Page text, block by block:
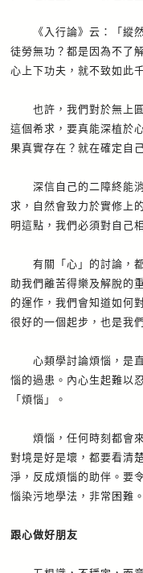
《入行論》云：「縱然
徒勞無功？都是因為不了
心上下功夫，就不致如此
也許，我們對於無上圓
這個希求，要真能深植於
果真實存在？就在確定自
深信自己的二障終能消
求，自然會致力於實修上
明這點，我們必須對自己
有關「心」的討論，都
助我們離苦得樂及解脫的
的運作，我們會知道如何
很好的一個起步，也是我
心類學討論煩惱，是直
惱的過患。內心生起難以
「煩惱」。
煩惱，任何時刻都會來
對境是好是壞，都要看清
淨，反成煩惱的助伴。要
惱染污地學法，非常困難
跟心做好朋友